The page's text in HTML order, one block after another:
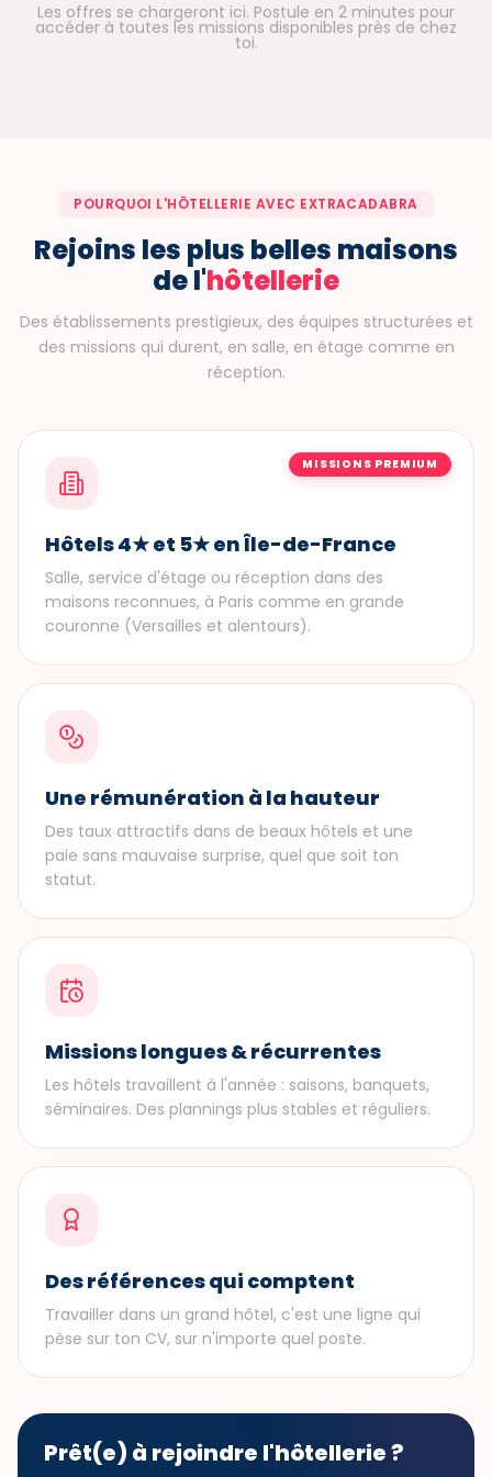
Les offres se chargeront ici. Postule en 2 minutes pour
accéder à toutes les missions disponibles près de chez
toi.
POURQUOI L'HÔTELLERIE AVEC EXTRACADABRA
Rejoins les plus belles maisons
de l'hôtellerie
Des établissements prestigieux, des équipes structurées et
des missions qui durent, en salle, en étage comme en
réception.
MISSIONS PREMIUM
Hôtels 4★ et 5★ en Île-de-France
Salle, service d'étage ou réception dans des
maisons reconnues, à Paris comme en grande
couronne (Versailles et alentours).
Une rémunération à la hauteur
Des taux attractifs dans de beaux hôtels et une
paie sans mauvaise surprise, quel que soit ton
statut.
Missions longues & récurrentes
Les hôtels travaillent à l'année : saisons, banquets,
séminaires. Des plannings plus stables et réguliers.
Des références qui comptent
Travailler dans un grand hôtel, c'est une ligne qui
pèse sur ton CV, sur n'importe quel poste.
Prêt(e) à rejoindre l'hôtellerie ?